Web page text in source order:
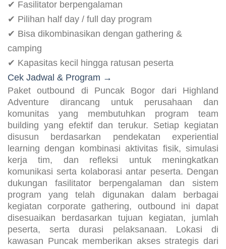
orang
✔ Program team building terstruktur
✔ Fasilitator berpengalaman
✔ Pilihan half day / full day program
✔ Bisa dikombinasikan dengan gathering & camping
✔ Kapasitas kecil hingga ratusan peserta
Cek Jadwal & Program →
Paket outbound di Puncak Bogor dari Highland Adventure
dirancang untuk perusahaan dan komunitas yang
membutuhkan program team building yang efektif dan
terukur. Setiap kegiatan disusun berdasarkan pendekatan
experiential learning dengan kombinasi aktivitas fisik,
simulasi kerja tim, dan refleksi untuk meningkatkan
komunikasi serta kolaborasi antar peserta. Dengan
dukungan fasilitator berpengalaman dan sistem program
yang telah digunakan dalam berbagai kegiatan corporate
gathering, outbound ini dapat disesuaikan berdasarkan
tujuan kegiatan, jumlah peserta, serta durasi pelaksanaan.
Lokasi di kawasan Puncak memberikan akses strategis
dari Jakarta serta lingkungan alam yang mendukung
proses pembelajaran berbasis pengalaman.